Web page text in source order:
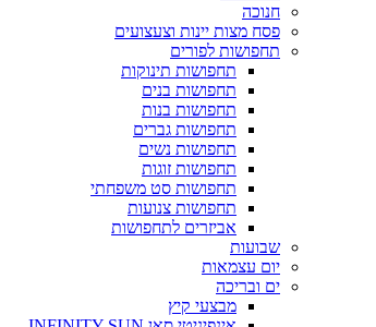
חנוכה
פסח מצות יינות וצעצועים
תחפושות לפורים
תחפושות תינוקות
תחפושות בנים
תחפושות בנות
תחפושות גברים
תחפושות נשים
תחפושות זוגות
תחפושות סט משפחתי
תחפושות צנועות
אביזרים לתחפושות
שבועות
יום עצמאות
ים ובריכה
מבצעי קיץ